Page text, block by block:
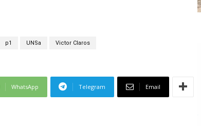
p1 UNSa Victor Claros
WhatsApp Telegram Email